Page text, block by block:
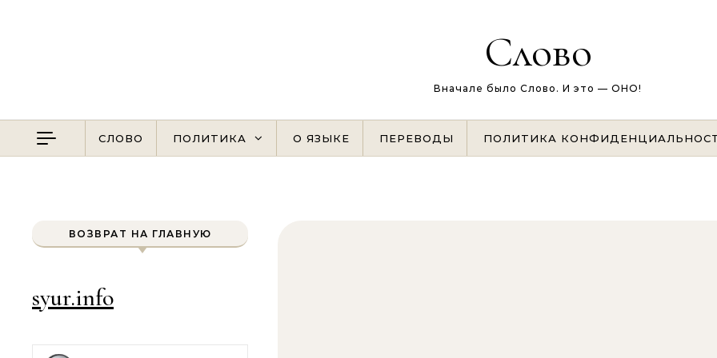
Слово
Вначале было Слово. И это — ОНО!
СЛОВО ПОЛИТИКА О ЯЗЫКЕ ПЕРЕВОДЫ ПОЛИТИКА
ВОЗВРАТ НА ГЛАВНУЮ
syur.info